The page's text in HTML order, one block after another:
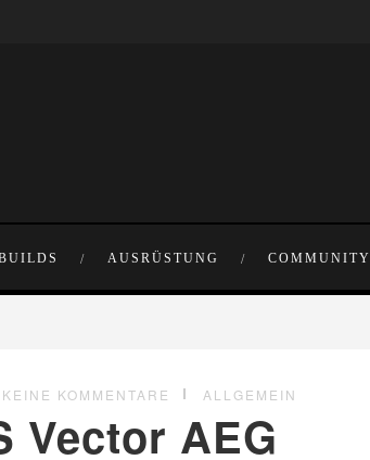
AUSRÜSTUNG COMMUNITY
KEINE KOMMENTARE ALLGEMEIN
Vector AEG